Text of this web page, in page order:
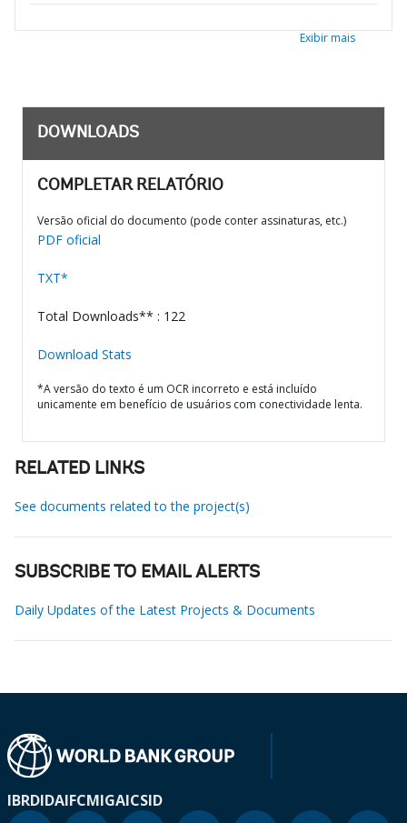
Exibir mais
DOWNLOADS
COMPLETAR RELATÓRIO
Versão oficial do documento (pode conter assinaturas, etc.)
PDF oficial
TXT*
Total Downloads** : 122
Download Stats
*A versão do texto é um OCR incorreto e está incluído
unicamente em benefício de usuários com conectividade lenta.
RELATED LINKS
See documents related to the project(s)
SUBSCRIBE TO EMAIL ALERTS
Daily Updates of the Latest Projects & Documents
IBRDIDAIFCMIGAICSID